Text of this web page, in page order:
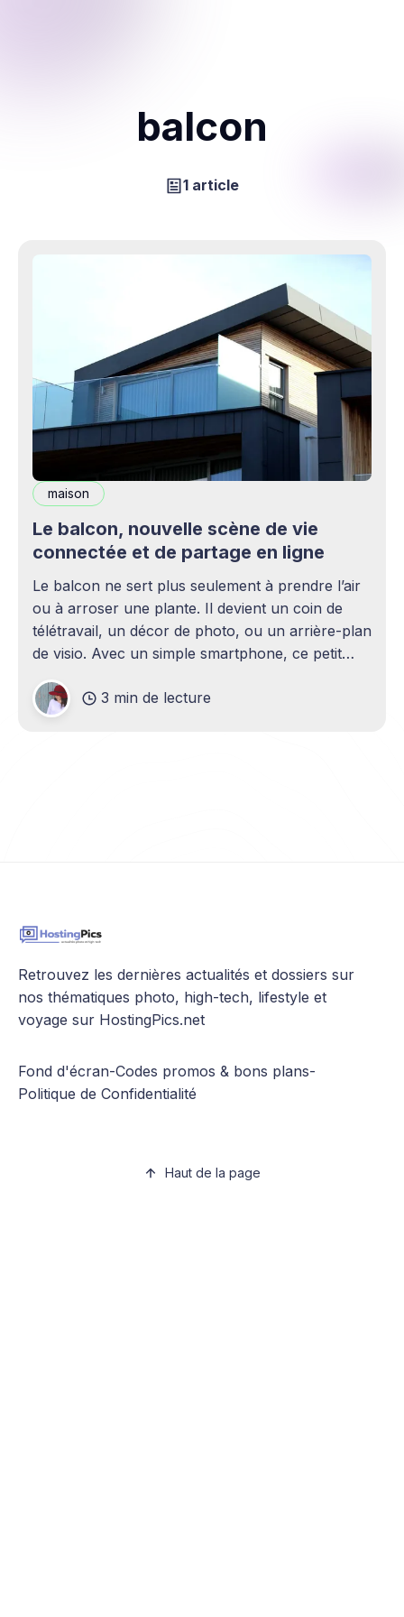
balcon
1 article
maison
Le balcon, nouvelle scène de vie
connectée et de partage en ligne
Le balcon ne sert plus seulement à prendre l’air
ou à arroser une plante. Il devient un coin de
télétravail, un décor de photo, ou un arrière-plan
de visio. Avec un simple smartphone, ce petit
Ce changement fait évoluer les habitudes,
3 min de lecture
Retrouvez les dernières actualités et dossiers sur
nos thématiques photo, high-tech, lifestyle et
voyage sur HostingPics.net
Fond d'écran-Codes promos & bons plans-
Politique de Confidentialité
Haut de la page